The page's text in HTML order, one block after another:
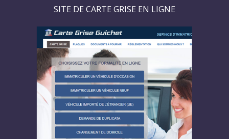
SITE DE CARTE GRISE EN LIGNE